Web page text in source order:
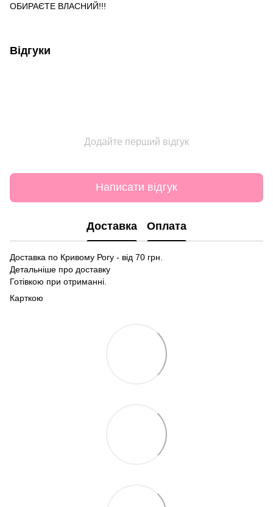
ОБИРАЄТЕ ВЛАСНИЙ!!!
Відгуки
Додайте перший відгук
Написати відгук
Доставка Оплата
Доставка по Кривому Рогу - від 70 грн.
Детальніше про доставку
Готівкою при отриманні.
Карткою